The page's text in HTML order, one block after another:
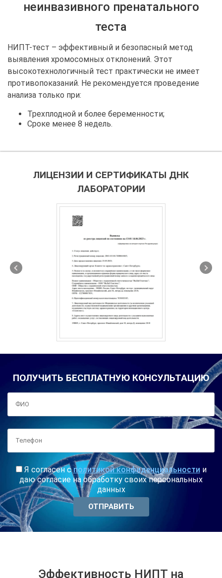
неинвазивного пренатального
теста
НИПТ-тест – эффективный и безопасный метод
выявления хромосомных отклонений. Этот
высокотехнологичный тест практически не имеет
противопоказаний. Не рекомендуется проведение
анализа только при:
Трехплодной и более беременности;
Сроке менее 8 недель.
ЛИЦЕНЗИИ И СЕРТИФИКАТЫ ДНК
ЛАБОРАТОРИИ
ПОЛУЧИТЬ БЕСПЛАТНУЮ КОНСУЛЬТАЦИЮ
Я согласен сполитикой конфиденциальности и
даю согласие на обработку своих персональных
данных
Эффективность НИПТ на